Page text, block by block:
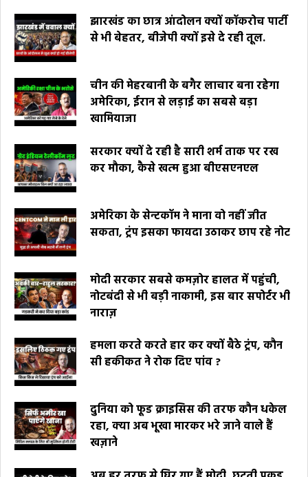
झारखंड का छात्र आंदोलन क्यों कॉकरोच पार्टी
से भी बेहतर, बीजेपी क्यों इसे दे रही तूल.
चीन की मेहरबानी के बगैर लाचार बना रहेगा
अमेरिका, ईरान से लड़ाई का सबसे बड़ा
खामियाजा
सरकार क्यों दे रही है सारी शर्म ताक पर रख
कर मौका, कैसे खत्म हुआ बीएसएनएल
अमेरिका के सेन्टकॉम ने माना वो नहीं जीत
सकता, ट्रंप इसका फायदा उठाकर छाप रहे नोट
मोदी सरकार सबसे कमज़ोर हालत में पहुंची,
नोटबंदी से भी बड़ी नाकामी, इस बार सपोर्टर भी
नाराज़
हमला करते करते हार कर क्यों बैठे ट्रंप, कौन
सी हकीकत ने रोक दिए पांव ?
दुनिया को फूड क्राइसिस की तरफ कौन धकेल
रहा, क्या अब भूखा मारकर भरे जाने वाले हैं
खज़ाने